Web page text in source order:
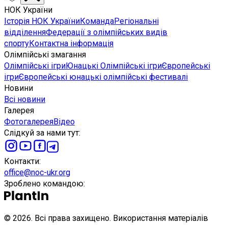
НОК України
Історія НОК УкраїниКомандаРегіональні
відділенняФедерації з олімпійських видів
спортуКонтактна інформація
Олімпійські змагання
Олімпійські ігриЮнацькі Олімпійські ігриЄвропейські
ігриЄвропейські юнацькі олімпійські фестивалі
Новини
Всі новини
Галерея
ФотогалереяВідео
Слідкуй за нами тут:
Контакти:
office@noc-ukr.org
Зроблено командою:
© 2026. Всі права захищено. Використання матеріалів